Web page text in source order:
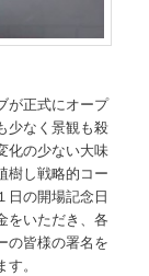
が正式にオープ
少なく景観も殺
化の少ない大味
樹し戦略的コー
日の開場記念日
をいただき、各
の皆様の署名を
。